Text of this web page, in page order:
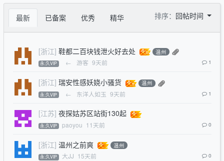
最新 已备案 优秀 精华 排序： 回帖时间
[浙江] 鞋都二百块钱泄火好去处 温州
永.久VIP ← 游客 9天前 1
[浙江] 瑞安性感妖娆小骚货 温州
永.久VIP ← 东洋人如玉 9天前 1
[江苏] 夜探姑苏区站街130起
永.久VIP paoyou 11天前 0
[浙江] 温州之前爽 温州
永.久VIP 大JJ 15天前 0